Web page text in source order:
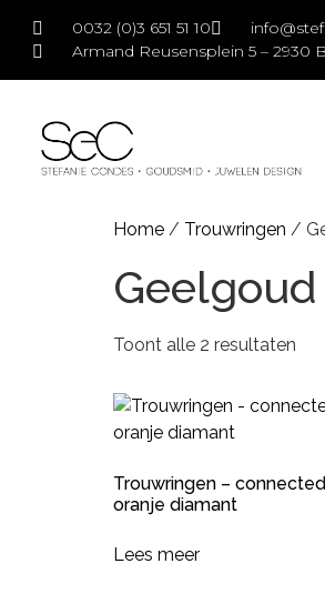
0032 (0)3 651 51 10
Armand Reusensplein 5 – 2930
Home / Trouwringen /
Geelgoud
Toont alle 2 resultaten
Trouwringen –
oranje diamant
Lees meer